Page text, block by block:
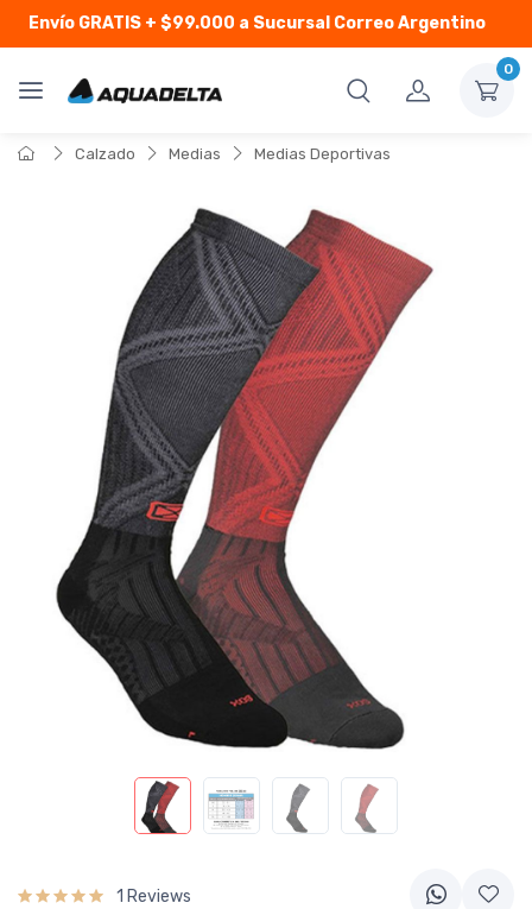
Envío GRATIS+ $99.000 a Sucursal Correo Argentino
0
Calzado Medias Medias Deportivas
1 Reviews